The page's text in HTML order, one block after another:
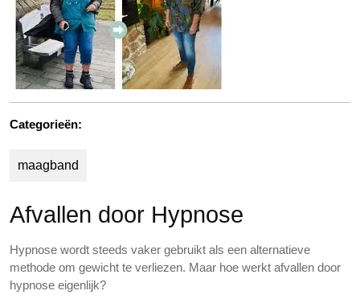
Categorieën:
maagband
Afvallen door Hypnose
Hypnose wordt steeds vaker gebruikt als een alternatieve
methode om gewicht te verliezen. Maar hoe werkt afvallen door
hypnose eigenlijk?